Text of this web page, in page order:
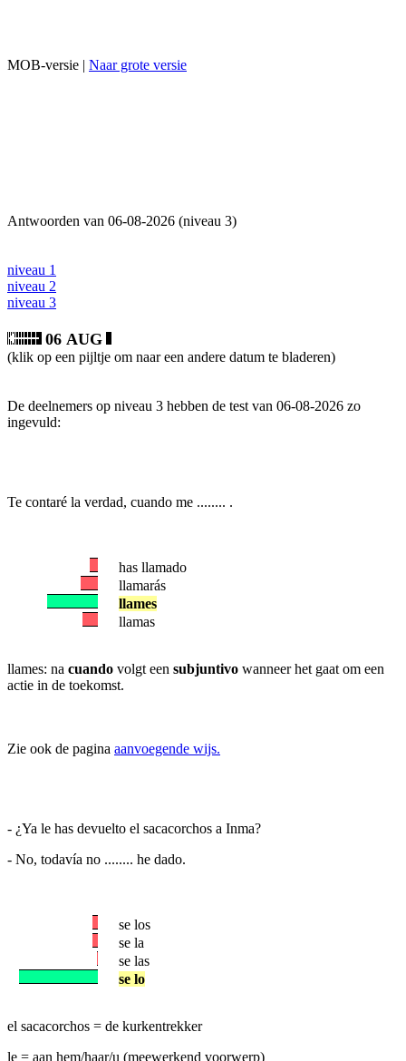
MOB-versie | Naar grote versie
Antwoorden van 06-08-2026 (niveau 3)
niveau 1
niveau 2
niveau 3
06 AUG
(klik op een pijltje om naar een andere datum te bladeren)
De deelnemers op niveau 3 hebben de test van 06-08-2026 zo
ingevuld:
Te contaré la verdad, cuando me ........ .
has llamado
llamarás
llames
llamas
llames: na cuando volgt een subjuntivo wanneer het gaat om een
actie in de toekomst.
Zie ook de pagina aanvoegende wijs.
- ¿Ya le has devuelto el sacacorchos a Inma?
- No, todavía no ........ he dado.
se los
se la
se las
se lo
el sacacorchos = de kurkentrekker
le = aan hem/haar/u (meewerkend voorwerp)